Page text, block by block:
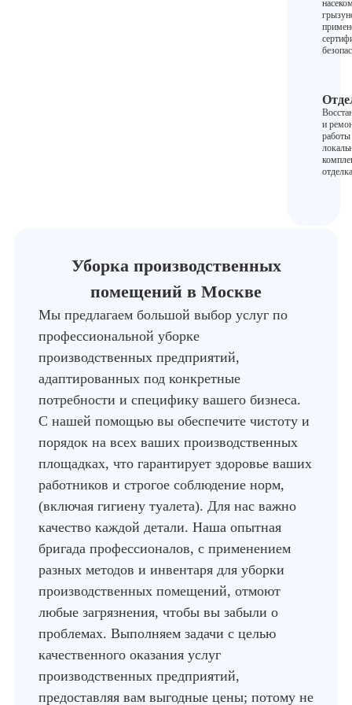
и
Уборка производственных
помещений в Москве
Мы предлагаем большой выбор услуг по
профессиональной уборке
производственных предприятий,
адаптированных под конкретные
потребности и специфику вашего бизнеса.
С нашей помощью вы обеспечите чистоту и
порядок на всех ваших производственных
площадках, что гарантирует здоровье ваших
работников и строгое соблюдение норм,
(включая гигиену туалета). Для нас важно
качество каждой детали. Наша опытная
бригада профессионалов, с применением
разных методов и инвентаря для уборки
производственных помещений, отмоют
любые загрязнения, чтобы вы забыли о
проблемах. Выполняем задачи с целью
качественного оказания услуг
производственных предприятий,
предоставляя вам выгодные цены; потому не